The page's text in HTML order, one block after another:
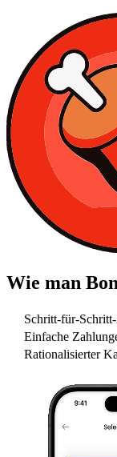
Wie man
Schritt-für-
Einfache
Rationalisierter